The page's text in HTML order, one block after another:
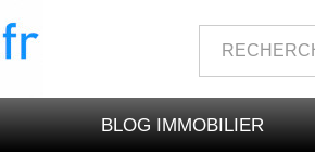
BLOG IMMOBILIER